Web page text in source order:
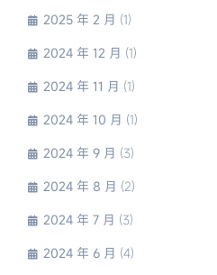
2025 年 2 月 (1)
2024 年 12 月 (1)
2024 年 11 月 (1)
2024 年 10 月 (1)
2024 年 9 月 (3)
2024 年 8 月 (2)
2024 年 7 月 (3)
2024 年 6 月 (4)